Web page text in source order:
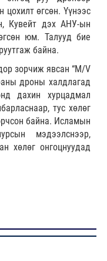
өгсөн. Үүнээс
Кувейт дэх АНУ-ын
юм. Талууд бие
байна.
зорчиж явсан “M/V
дроны халдлагад
дахин хурцадмал
тус хөлөг
байна. Исламын
мэдээлснээр,
хөлөг онгоцнуудад